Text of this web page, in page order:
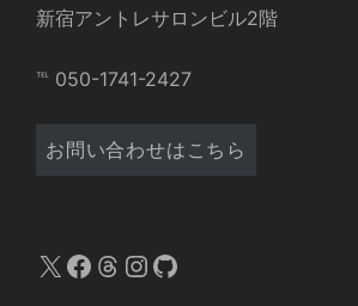
新宿アントレサロンビル2階
℡ 050-1741-2427
お問い合わせはこちら
X Facebook Threads InstagramGitHub